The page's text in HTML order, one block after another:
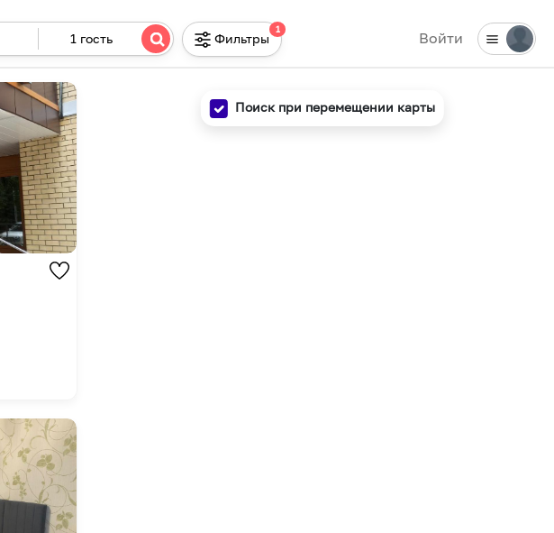
Войти
Navigate
to
interact
with
the
calendar
and
select
a
date.
Press
the
keyboard
shortcuts
for
changing
backward
to
interact
with
the
calendar
and
select
date.
get
the
keyboard
shortcuts
for
1 гость Фильтры
1
Поиск при перемещении карты